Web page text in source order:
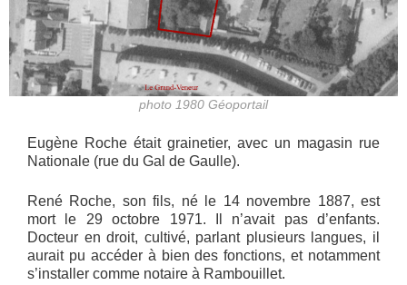
photo 1980 Géoportail
Eugène Roche était grainetier, avec un magasin rue
Nationale (rue du Gal de Gaulle).
René Roche, son fils, né le 14 novembre 1887, est
mort le 29 octobre 1971. Il n’avait pas d’enfants.
Docteur en droit, cultivé, parlant plusieurs langues, il
aurait pu accéder à bien des fonctions, et notamment
s’installer comme notaire à Rambouillet.